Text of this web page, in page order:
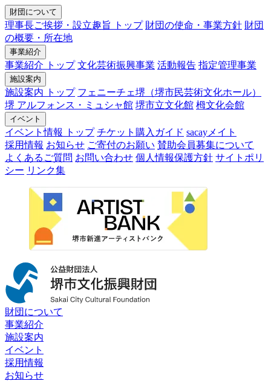
財団について
理事長ご挨拶・設立趣旨 トップ 財団の使命・事業方針 財団
の概要・所在地
事業紹介
事業紹介 トップ 文化芸術振興事業 活動報告 指定管理事業
施設案内
施設案内 トップ フェニーチェ堺（堺市民芸術文化ホール）
堺 アルフォンス・ミュシャ館 堺市立文化館 栂文化会館
イベント
イベント情報 トップ チケット購入ガイド sacayメイト
採用情報 お知らせ ご寄付のお願い 賛助会員募集について
よくあるご質問 お問い合わせ 個人情報保護方針 サイトポリ
シー リンク集
財団について
事業紹介
施設案内
イベント
採用情報
お知らせ